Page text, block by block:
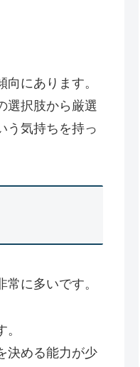
にあります。
選択肢から厳選
う気持ちを持っ
に多いです。
決める能力が少